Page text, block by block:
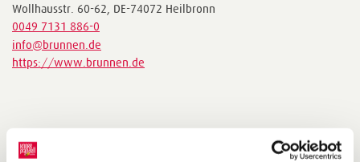
Wollhausstr. 60-62, DE-74072 Heilbronn
0049 7131 886-0
info@brunnen.de
https://www.brunnen.de